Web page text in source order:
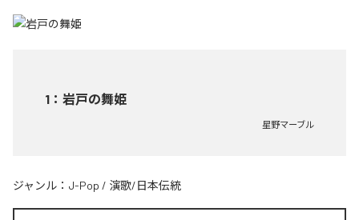
1 ： 岩戸の舞姫
星野マーブル
ジャンル： J-Pop / 演歌/日本伝統